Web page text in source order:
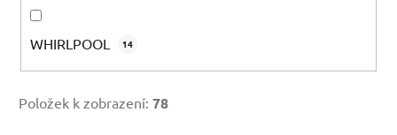
WHIRLPOOL 14
Položek k zobrazení: 78